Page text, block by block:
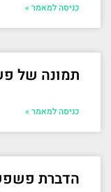
כניסה למאמר »
תמונה של
כניסה למאמר »
הדברת